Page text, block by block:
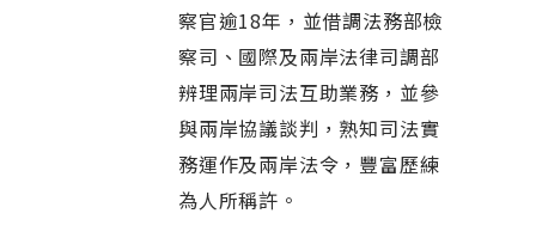
察官逾18年，並借調法務部檢
察司、國際及兩岸法律司調部
辨理兩岸司法互助業務，並參
與兩岸協議談判，熟知司法實
務運作及兩岸法令，豐富歷練
為人所稱許。